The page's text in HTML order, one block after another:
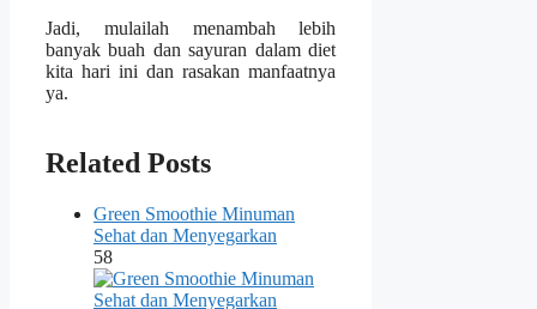
Jadi, mulailah menambah lebih
banyak buah dan sayuran dalam diet
kita hari ini dan rasakan manfaatnya
ya.
Related Posts
Green Smoothie Minuman
Sehat dan Menyegarkan
58